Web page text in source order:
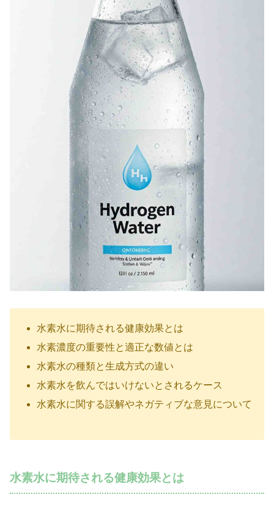
水素水に期待される健康効果とは
水素濃度の重要性と適正な数値とは
水素水の種類と生成方式の違い
水素水を飲んではいけないとされるケース
水素水に関する誤解やネガティブな意見について
水素水に期待される健康効果とは